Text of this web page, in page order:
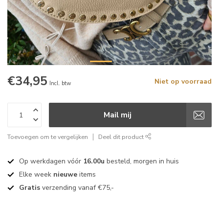
€34,95 Incl. btw Niet op voorraad
Mail mij
Toevoegen om te vergelijken Deel dit product
Op werkdagen vóór 16.00u besteld, morgen in huis
Elke week nieuwe items
Gratis verzending vanaf €75,-